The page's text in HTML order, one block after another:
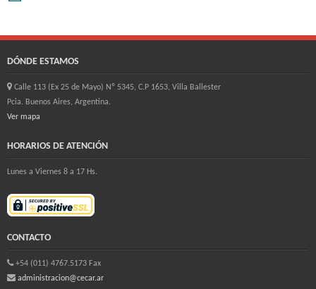
DÓNDE ESTAMOS
Calle 113 (Ex 25 de Mayo) Nº 5345, C.P 1653, Villa Ballester
Pcia. Buenos Aires, Argentina.
Ver mapa
HORARIOS DE ATENCIÓN
Lunes a Viernes 8 a 17 Hs.
CONTACTO
+54 (011) 4767.5173 Fax
administracion@cecar.ar